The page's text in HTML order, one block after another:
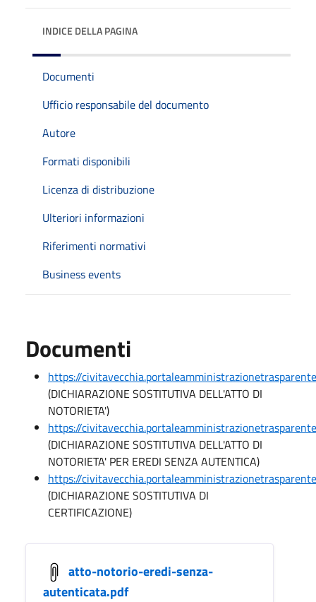
INDICE DELLA PAGINA
Documenti
Ufficio responsabile del documento
Autore
Formati disponibili
Licenza di distribuzione
Ulteriori informazioni
Riferimenti normativi
Business events
Documenti
https://
(DICHIARAZIONE SOSTITUTIVA DELL'ATTO DI
NOTORIETA')
https://
(DICHIARAZIONE SOSTITUTIVA DELL'ATTO DI
NOTORIETA' PER EREDI SENZA AUTENTICA)
https://
(DICHIARAZIONE SOSTITUTIVA DI
CERTIFICAZIONE)
atto-notorio-eredi-senza-
autenticata.pdf